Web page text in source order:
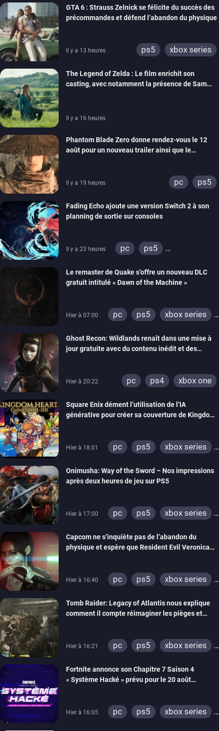
GTA 6 : Strauss Zelnick se félicite du succès des
précommandes et défend l’abandon du physique
Il y a 13 heures ps5 xbox series
The Legend of Zelda : Le film enrichit son
casting, avec notamment la présence de Sam
Il y a 16 heures
Phantom Blade Zero donne rendez-vous le 12
août pour un nouveau trailer ainsi que le
Il y a 19 heures pc ps5
Fading Echo ajoute une version Switch 2 à son
planning de sortie sur consoles
Il y a 23 heures pc
ps5
Le remaster de Quake s’offre un nouveau DLC
gratuit intitulé « Dawn of the Machine »
Hier à 07:00 pc ps5
xbox series
xbox one
nintendo 64
Ghost Recon: Wildlands renaît dans une mise à
jour gratuite avec du contenu inédit et des
Hier à 20:22 pc ps4 xbox one
Square Enix dément l’utilisation de l’IA
générative pour créer sa couverture de Kingdom
Hier à 18:01 pc ps5
xbox series
Onimusha: Way of the Sword – Nos impressions
après deux heures de jeu sur PS5
Hier à 17:00 pc ps5
xbox series
Capcom ne s’inquiète pas de l’abandon du
physique et espère que Resident Evil Veronica
Hier à 16:40 pc ps5
xbox series
Tomb Raider: Legacy of Atlantis nous explique
comment il compte réimaginer les pièges et
Hier à 16:21 pc ps5
xbox series
Fortnite annonce son Chapitre 7 Saison 4
« Système Hacké » prévu pour le 20 août
Hier à 16:05 pc ps5
xbox series